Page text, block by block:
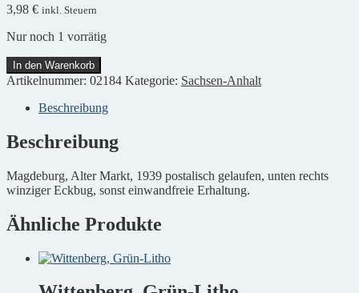
3,98 € inkl. Steuern
Nur noch 1 vorrätig
Magdeburg,
Alter
Menge
In den Warenkorb
Artikelnummer: 02184 Kategorie: Sachsen-Anhalt
Beschreibung
Beschreibung
Magdeburg, Alter Markt, 1939 postalisch gelaufen, unten rechts
winziger Eckbug, sonst einwandfreie Erhaltung.
Ähnliche Produkte